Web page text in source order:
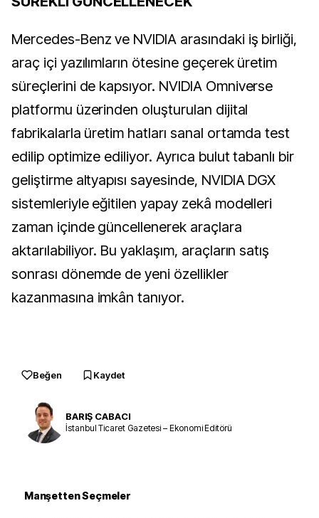
Mercedes-Benz ve NVIDIA arasındaki iş birliği,
araç içi yazılımların ötesine geçerek üretim
süreçlerini de kapsıyor. NVIDIA Omniverse
platformu üzerinden oluşturulan dijital
fabrikalarla üretim hatları sanal ortamda test
edilip optimize ediliyor. Ayrıca bulut tabanlı bir
geliştirme altyapısı sayesinde, NVIDIA DGX
sistemleriyle eğitilen yapay zekâ modelleri
zaman içinde güncellenerek araçlara
aktarılabiliyor. Bu yaklaşım, araçların satış
sonrası dönemde de yeni özellikler
kazanmasına imkân tanıyor.
Beğen Kaydet
BARIŞ CABACI
İstanbul Ticaret Gazetesi – Ekonomi Editörü
Manşetten Seçmeler